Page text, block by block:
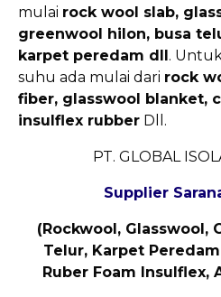
mulai rock wool slab,
greenwool hilon, busa
karpet peredam dll.
suhu ada mulai dari rock
fiber, glasswool blanket,
insulflex rubber Dll.
PT. GLOBAL
Supplier
(Rockwool, Glasswool,
Telur, Karpet
Ruber Foam Insulflex,